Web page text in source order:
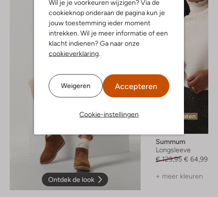
Wil je je voorkeuren wijzigen? Via de
cookieknop onderaan de pagina kun je
jouw toestemming ieder moment
intrekken. Wil je meer informatie of een
klacht indienen? Ga naar onze
cookieverklaring
Weigeren Accepteren
Cookie-instellingen
Ontdek de look
Laatste maten
Summum
Longsleeve
€ 129,95 € 64,99
+ meer kleuren